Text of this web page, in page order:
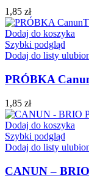
1,85 zł
Dodaj do koszyka
Szybki podgląd
Dodaj do listy
PRÓBKA
1,85 zł
Dodaj do koszyka
Szybki podgląd
Dodaj do listy
CANUN –